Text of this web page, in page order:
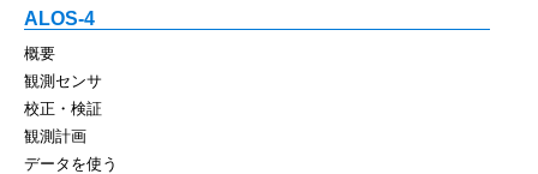
ALOS-4
概要
観測センサ
校正・検証
観測計画
データを使う